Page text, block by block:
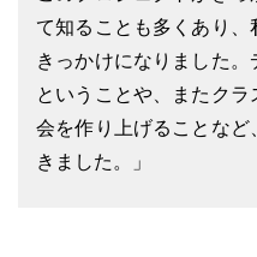
て知ることも多くあり
きっかけになりました
ということや、またク
会を作り上げることな
きました。」